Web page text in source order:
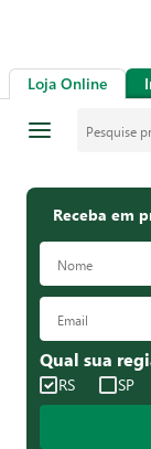
Loja Online
Receba em
Qual sua
RS SP